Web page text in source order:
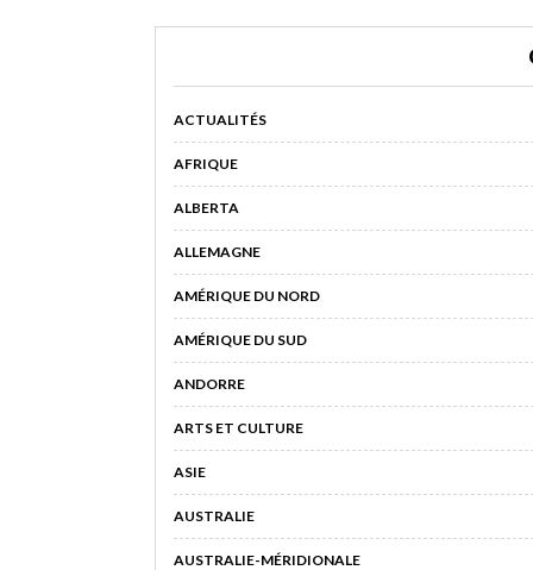
ACTUALITÉS
AFRIQUE
ALBERTA
ALLEMAGNE
AMÉRIQUE DU NORD
AMÉRIQUE DU SUD
ANDORRE
ARTS ET CULTURE
ASIE
AUSTRALIE
AUSTRALIE-MÉRIDIONALE